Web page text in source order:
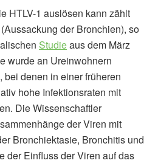
HTLV-1 auslösen kann zählt
der Bronchien), so
Studieaus dem März
wurde an Ureinwohnern
denen in einer früheren
hohe Infektionsraten mit
Die Wissenschaftler
der Viren mit
Bronchiektasie, Bronchitis und
der Einfluss der Viren auf das